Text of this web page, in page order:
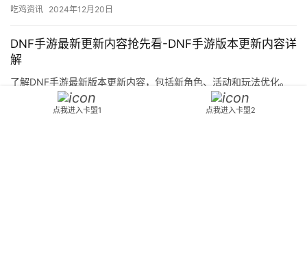
吃鸡资讯 2024年12月20日
DNF手游最新更新内容抢先看-DNF手游版本更新内容详
解
了解DNF手游最新版本更新内容，包括新角色、活动和玩法优化。
2025年11月22日
点我进入卡盟1 点我进入卡盟2